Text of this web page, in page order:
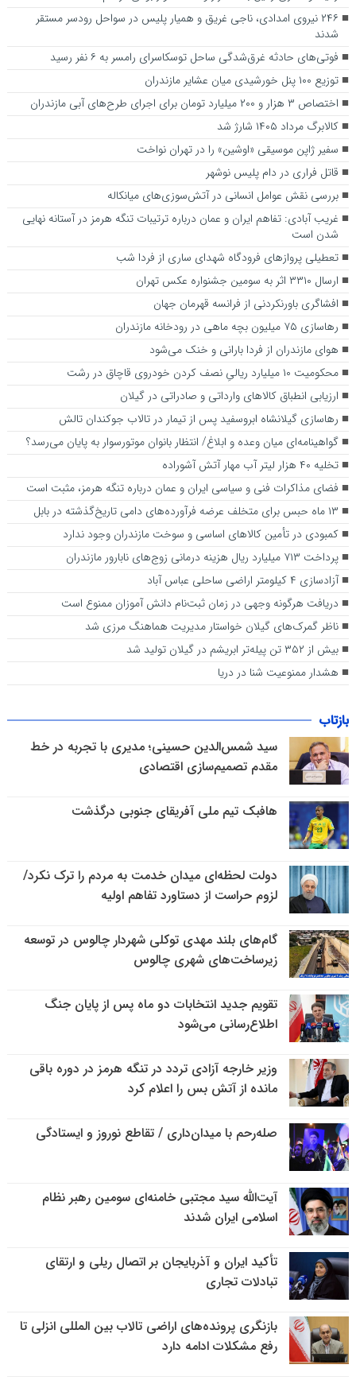
۲۴۶ نیروی امدادی، ناجی غریق و همیار پلیس در سواحل رودسر مستقر
شدند
فوتی‌های حادثه غرق‌شدگی ساحل توسکاسرای رامسر به ۶ نفر رسید
توزیع ۱۰۰ پنل خورشیدی میان عشایر مازندران
اختصاص ۳ هزار و ۲۰۰ میلیارد تومان برای اجرای طرح‌های آبی مازندران
کالابرگ مرداد ۱۴۰۵ شارژ شد
سفیر ژاپن موسیقی «اوشین» را در تهران نواخت
قاتل فراری در دام پلیس نوشهر
بررسی نقش عوامل انسانی در آتش‌سوزی‌های میانکاله
غریب آبادی: تفاهم ایران و عمان درباره ترتیبات تنگه هرمز در آستانه نهایی
شدن است
تعطیلی پرواز‌های فرودگاه شهدای ساری از فردا شب
ارسال ۳۳۱۰ اثر به سومین جشنواره عکس تهران
افشاگری باورنکردنی از فرانسه قهرمان جهان
رهاسازی ۷۵ میلیون بچه ماهی در رودخانه مازندران
هوای مازندران از فردا بارانی و خنک می‌شود
محکومیت ۱۰ میلیارد ریالیِ نصف کردن خودروی قاچاق در رشت
ارزیابی انطباق کالا‌های وارداتی و صادراتی در گیلان
رهاسازی گیلانشاه ابروسفید پس از تیمار در تالاب جوکندان تالش
گواهینامه‌ای میان وعده و ابلاغ/ انتظار بانوان موتورسوار به پایان می‌رسد؟
تخلیه ۴۰ هزار لیتر آب مهار آتش آشوراده
فضای مذاکرات فنی و سیاسی ایران و عمان درباره تنگه هرمز، مثبت است
۱۳ ماه حبس برای متخلف عرضه فرآورده‌های دامی تاریخ‌گذشته در بابل
کمبودی در تأمین کالاهای اساسی و سوخت مازندران وجود ندارد
پرداخت ۷۱۳ میلیارد ریال هزینه درمانی زوج‌های نابارور مازندران
آزادسازی ۴ کیلومتر اراضی ساحلی عباس آباد
دریافت هرگونه وجهی در زمان ثبت‌نام دانش آموزان ممنوع است
ناظر گمرک‌های گیلان خواستار مدیریت هماهنگ مرزی شد
بیش از ۳۵۲ تن پیله‌تر ابریشم در گیلان تولید شد
هشدار ممنوعیت شنا در دریا
بازتاب
سید شمس‌الدین حسینی؛ مدیری با تجربه در خط
مقدم تصمیم‌سازی اقتصادی
هافبک تیم ملی آفریقای جنوبی درگذشت
دولت لحظه‌ای میدان خدمت به مردم را ترک نکرد/
لزوم حراست از دستاورد تفاهم اولیه
گام‌های بلند مهدی توکلی شهردار چالوس در توسعه
زیرساخت‌های شهری چالوس
تقویم جدید انتخابات دو ماه پس از پایان جنگ
اطلاع‌رسانی می‌شود
وزیر خارجه آزادی تردد در تنگه هرمز در دوره باقی
مانده از آتش بس را اعلام کرد
صله‌رحم با میدان‌داری / تقاطع نوروز و ایستادگی
آیت‌الله سید مجتبی خامنه‌ای سومین رهبر نظام
اسلامی ایران شدند
تأکید ایران و آذربایجان بر اتصال ریلی و ارتقای
تبادلات تجاری
بازنگری پرونده‌های اراضی تالاب بین المللی انزلی تا
رفع مشکلات ادامه دارد